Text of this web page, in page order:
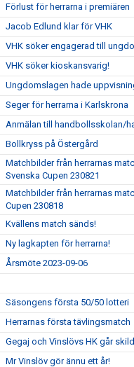
Förlust för herrarna i premiären
Jacob Edlund klar för VHK
VHK söker engagerad till
VHK söker kioskansvarig!
Ungdomslagen hade
Seger för herrarna i Karlskrona
Anmälan till handbollsskolan/
Bollkryss på Östergård
Matchbilder från herrarnas
Svenska Cupen 230821
Matchbilder från herrarnas
Cupen 230818
Kvällens match sänds!
Ny lagkapten för herrarna!
Årsmöte 2023-09-06
Säsongens första 50/50 lotteri
Herrarnas första tävlingsmatch
Gegaj och Vinslövs HK går
Mr Vinslöv gör ännu ett år!